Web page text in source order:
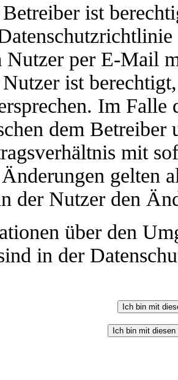
ist
Nutzer per E-Mail
ist
Im Falle
dem Betreiber
mit
gelten
der Nutzer den
über den
in der